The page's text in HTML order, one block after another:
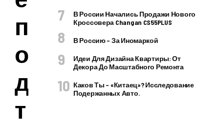
п
о
д
т
В России Начались Продажи Нового
Кроссовера Changan CS55PLUS
В Россию – За Иномаркой
Идеи Для Дизайна Квартиры: От
Декора До Масштабного Ремонта
Каков Ты – «китаец»? Исследование
Подержанных Авто.